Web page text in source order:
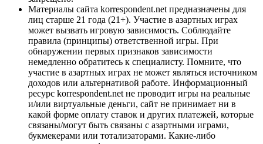
Материалы сайта korrespondent.net предназначены для
лиц старше 21 года (21+). Участие в азартных играх
может вызвать игровую зависимость. Соблюдайте
правила (принципы) ответственной игры. При
обнаружении первых признаков зависимости
немедленно обратитесь к специалисту. Помните, что
участие в азартных играх не может являться источником
доходов или альтернативой работе. Информационный
ресурс korrespondent.net не проводит игры на реальные
и/или виртуальные деньги, сайт не принимает ни в
какой форме оплату ставок и других платежей, которые
связаны/могут быть связаны с азартными играми,
букмекерами или тотализаторами. Какие-либо